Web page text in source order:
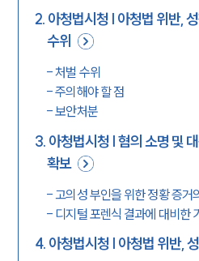
2. 아청법시청 | 아청법 위반,
수위
-처벌 수위
-주의해야 할 점
-보안처분
3. 아청법시청 | 혐의 소명 및
확보
-고의성 부인을 위한 정황 증거
- 디지털 포렌식 결과에 대비한
4. 아청법시청 | 아청법 위반,